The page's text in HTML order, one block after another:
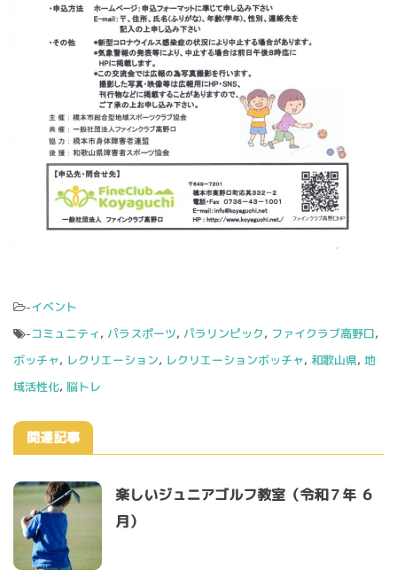
-イベント
-コミュニティ, パラスポーツ, パラリンピック, ファイクラブ高野口,
ボッチャ, レクリエーション, レクリエーションボッチャ, 和歌山県, 地
域活性化, 脳トレ
関連記事
楽しいジュニアゴルフ教室（令和７年 ６
月）